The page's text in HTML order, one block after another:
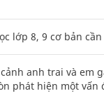
lớp 8, 9 cơ bản
anh trai và em
phát hiện một vấn